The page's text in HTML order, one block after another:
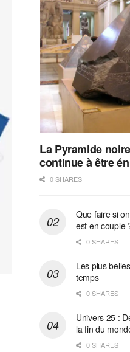
La Pyramide
continue à être
0 SHARES
Que faire si
est en couple
0 SHARES
Les plus
temps
0 SHARES
Univers 25 :
la fin du
0 SHARES